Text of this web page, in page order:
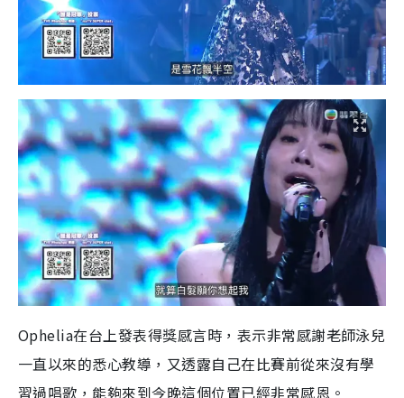
Ophelia在台上發表得獎感言時，表示非常感謝老師泳兒
一直以來的悉心教導，又透露自己在比賽前從來沒有學
習過唱歌，能夠來到今晚這個位置已經非常感恩。